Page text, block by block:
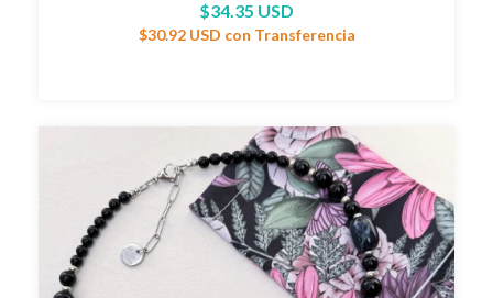
$34.35 USD
$30.92 USD con Transferencia